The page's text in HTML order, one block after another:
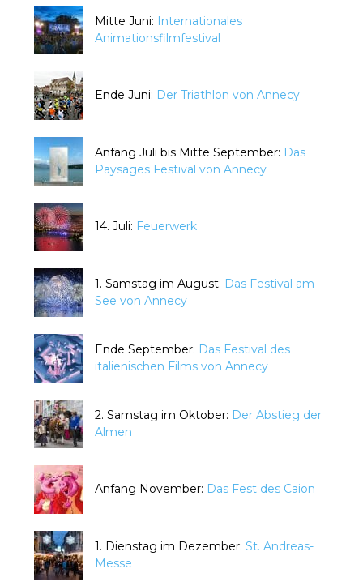
Mitte Juni: Internationales
Animationsfilmfestival
Ende Juni: Der Triathlon von Annecy
Anfang Juli bis Mitte September: Das
Paysages Festival von Annecy
14. Juli: Feuerwerk
1. Samstag im August: Das Festival am
See von Annecy
Ende September: Das Festival des
italienischen Films von Annecy
2. Samstag im Oktober: Der Abstieg der
Almen
Anfang November: Das Fest des Caion
1. Dienstag im Dezember: St. Andreas-
Messe